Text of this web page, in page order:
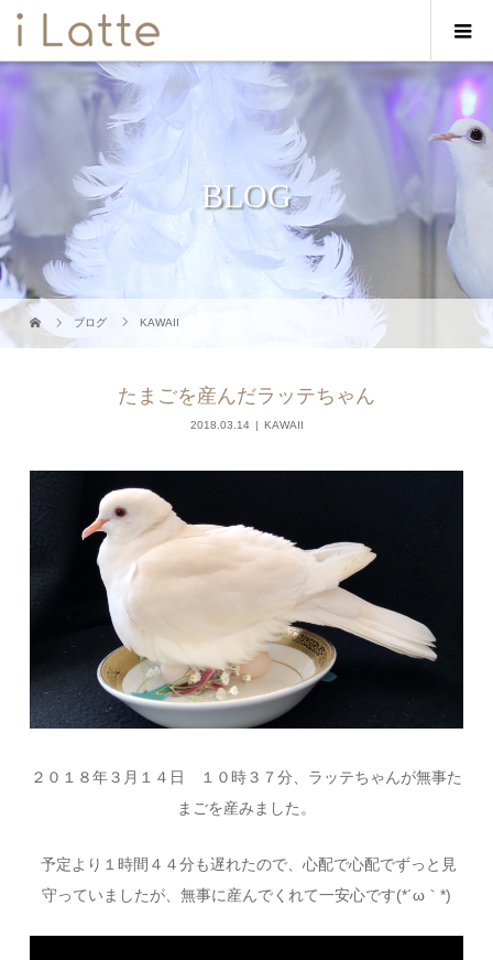
BLOG
ブログ KAWAII
たまごを産んだラッテちゃん
2018.03.14 KAWAII
２０１８年３月１４日 １０時３７分、ラッテちゃんが無事た
まごを産みました。
予定より１時間４４分も遅れたので、心配で心配でずっと見
守っていましたが、無事に産んでくれて一安心です(*´ω｀*)